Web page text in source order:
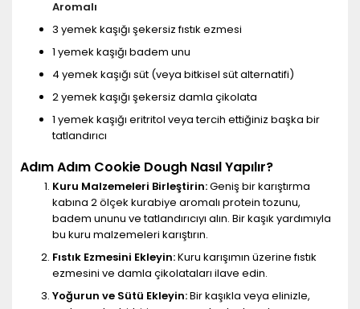
Aromalı
3 yemek kaşığı şekersiz fıstık ezmesi
1 yemek kaşığı badem unu
4 yemek kaşığı süt (veya bitkisel süt alternatifi)
2 yemek kaşığı şekersiz damla çikolata
1 yemek kaşığı eritritol veya tercih ettiğiniz başka bir
tatlandırıcı
Adım Adım Cookie Dough Nasıl Yapılır?
Kuru Malzemeleri Birleştirin:Geniş bir karıştırma
kabına 2 ölçek kurabiye aromalı protein tozunu,
badem ununu ve tatlandırıcıyı alın. Bir kaşık yardımıyla
bu kuru malzemeleri karıştırın.
Fıstık Ezmesini Ekleyin:Kuru karışımın üzerine fıstık
ezmesini ve damla çikolataları ilave edin.
Yoğurun ve Sütü Ekleyin:Bir kaşıkla veya elinizle,